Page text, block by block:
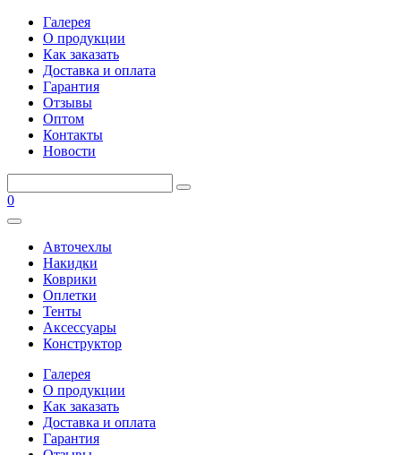
Галерея
О продукции
Как заказать
Доставка и оплата
Гарантия
Отзывы
Оптом
Контакты
Новости
0
Авточехлы
Накидки
Коврики
Оплетки
Тенты
Аксессуары
Конструктор
Галерея
О продукции
Как заказать
Доставка и оплата
Гарантия